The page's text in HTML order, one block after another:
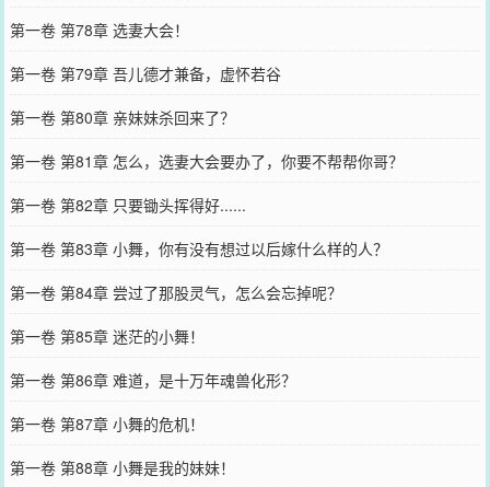
第一卷 第78章 选妻大会！
第一卷 第79章 吾儿德才兼备，虚怀若谷
第一卷 第80章 亲妹妹杀回来了？
第一卷 第81章 怎么，选妻大会要办了，你要不帮帮你哥？
第一卷 第82章 只要锄头挥得好......
第一卷 第83章 小舞，你有没有想过以后嫁什么样的人？
第一卷 第84章 尝过了那股灵气，怎么会忘掉呢？
第一卷 第85章 迷茫的小舞！
第一卷 第86章 难道，是十万年魂兽化形？
第一卷 第87章 小舞的危机！
第一卷 第88章 小舞是我的妹妹！